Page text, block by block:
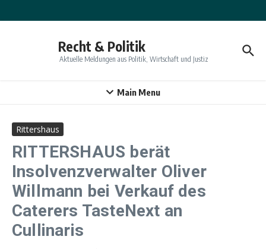
Recht & Politik
Aktuelle Meldungen aus Politik, Wirtschaft und Justiz
Main Menu
Rittershaus
RITTERSHAUS berät
Insolvenzverwalter Oliver
Willmann bei Verkauf des
Caterers TasteNext an
Cullinaris